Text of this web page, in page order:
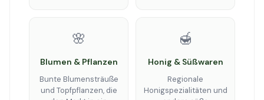
🌸
Blumen & Pflanzen
Bunte Blumensträuße
und Topfpflanzen, die
🍯
Honig & Süßwaren
Regionale
Honigspezialitäten und